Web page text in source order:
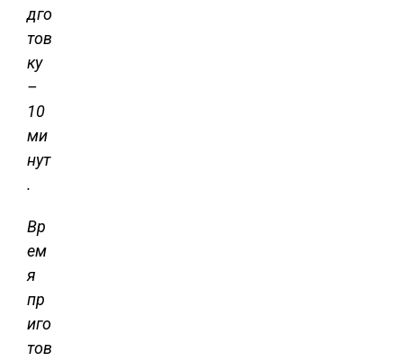
дго
тов
ку
–
10
ми
нут
.
Вр
ем
я
пр
иго
тов